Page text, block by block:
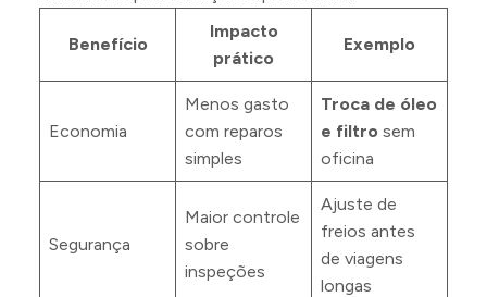
Benefício
Impacto
prático
Exemplo
Economia
Menos gasto
com reparos
simples
Troca de óleo
e filtro sem
oficina
Segurança
Maior controle
sobre
inspeções
Ajuste de
freios antes
de viagens
longas